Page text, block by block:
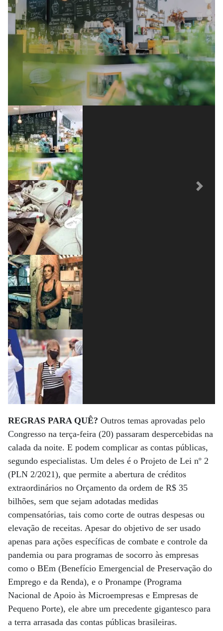
emprego, transferência de renda e vacina
não entram no teto neste ano.
Previous Next
REGRAS PARA QUÊ? Outros temas aprovadas pelo
Congresso na terça-feira (20) passaram despercebidas na
calada da noite. E podem complicar as contas públicas,
segundo especialistas. Um deles é o Projeto de Lei nº 2
(PLN 2/2021), que permite a abertura de créditos
extraordinários no Orçamento da ordem de R$ 35
bilhões, sem que sejam adotadas medidas
compensatórias, tais como corte de outras despesas ou
elevação de receitas. Apesar do objetivo de ser usado
apenas para ações específicas de combate e controle da
pandemia ou para programas de socorro às empresas
como o BEm (Benefício Emergencial de Preservação do
Emprego e da Renda), e o Pronampe (Programa
Nacional de Apoio às Microempresas e Empresas de
Pequeno Porte), ele abre um precedente gigantesco para
a terra arrasada das contas públicas brasileiras.